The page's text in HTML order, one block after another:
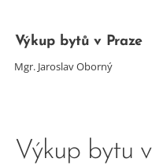
Výkup bytů v Praze
Mgr. Jaroslav Oborný
Výkup bytu